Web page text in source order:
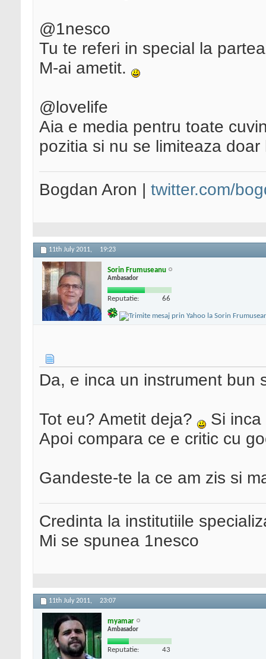
@1nesco
Tu te referi in special la
M-ai ametit.
@lovelife
Aia e media pentru toate
pozitia si nu se limiteaza
Bogdan Aron | twitter.com/
11th July 2011, 19:23
Sorin Frumuseanu
Ambasador
Reputatie: 66
Da, e inca un instrument bun
Tot eu? Ametit deja?
Si
Apoi compara ce e critic cu
Gandeste-te la ce am zis si
Credinta la institutiile
Mi se spunea 1nesco
11th July 2011, 23:07
myamar
Ambasador
Reputatie: 43